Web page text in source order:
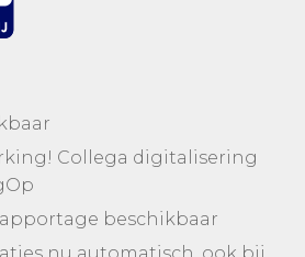
Collega digitalisering
beschikbaar